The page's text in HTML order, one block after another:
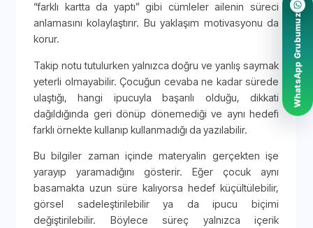
“farklı kartta da yaptı” gibi cümleler ailenin süreci
anlamasını kolaylaştırır. Bu yaklaşım motivasyonu da
korur.
Takip notu tutulurken yalnızca doğru ve yanlış saymak
yeterli olmayabilir. Çocuğun cevaba ne kadar sürede
ulaştığı, hangi ipucuyla başarılı olduğu, dikkati
dağıldığında geri dönüp dönemediği ve aynı hedefi
farklı örnekte kullanıp kullanmadığı da yazılabilir.
Bu bilgiler zaman içinde materyalin gerçekten işe
yarayıp yaramadığını gösterir. Eğer çocuk aynı
basamakta uzun süre kalıyorsa hedef küçültülebilir,
görsel sadeleştirilebilir ya da ipucu biçimi
değiştirilebilir. Böylece süreç yalnızca içerik
WhatsApp Grubumuz